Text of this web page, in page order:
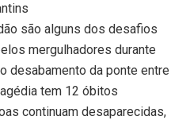
são alguns dos desafios
mergulhadores durante
desabamento da ponte entre
tem 12 óbitos
continuam desaparecidas,